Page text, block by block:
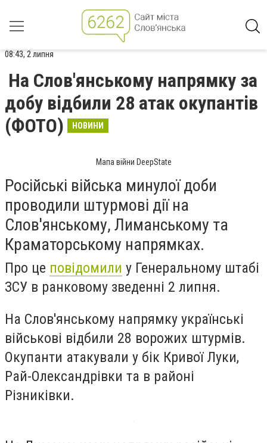
08:43, 2 липня
На Слов'янському напрямку за
добу відбили 28 атак окупантів
(ФОТО)
НОВИНИ
Мапа війни DeepState
Російські війська минулої доби
проводили штурмові дії на
Слов'янському, Лиманському та
Краматорському напрямках.
Про це повідомили у Генеральному штабі
ЗСУ в ранковому зведенні 2 липня.
На Слов'янському напрямку українські
військові відбили 28 ворожих штурмів.
Окупанти атакували у бік Кривої Луки,
Рай-Олександрівки та в районі
Різниківки.